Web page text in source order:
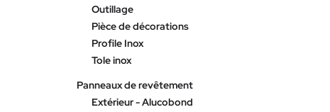
Outillage
Pièce de décorations
Profile Inox
Tole inox
Panneaux de revêtement
Extérieur - Alucobond